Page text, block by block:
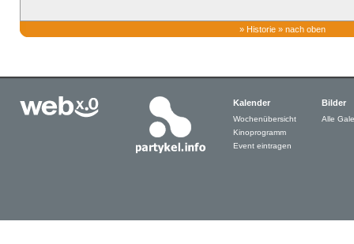
» Historie » nach oben
Kalender
Wochenübersicht
Kinoprogramm
Event eintragen
Bilder
Alle